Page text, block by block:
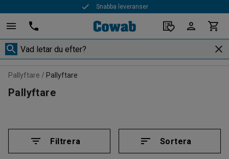
Snabba leveranser
Pallyftare Pallyftare
Pallyftare
Filtrera Sortera